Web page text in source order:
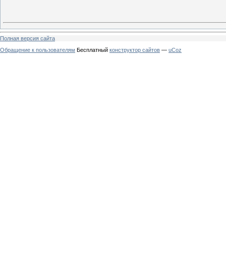
Полная версия сайта
Обращение к пользователям Бесплатный конструктор сайтов — uCoz